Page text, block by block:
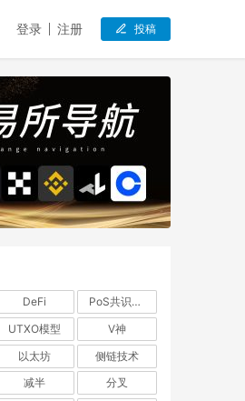
登录 注册 投稿
DeFi
PoS共识机制
UTXO模型
V神
以太坊
侧链技术
减半
分叉